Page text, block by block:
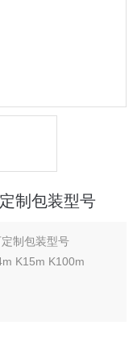
制包装型号
制包装型号
K15m K100m